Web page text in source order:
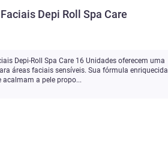
Depi Roll Spa Care
Depi-Roll Spa Care 16 Unidades oferecem uma
áreas faciais sensíveis. Sua fórmula enriquecida
a pele propo...